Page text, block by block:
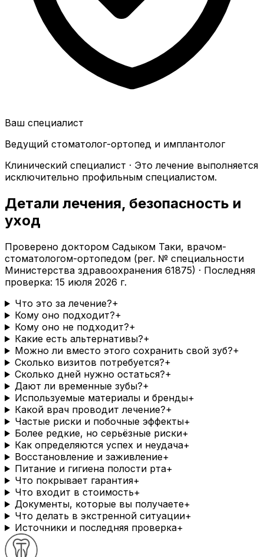
Ваш специалист
Ведущий стоматолог-ортопед и имплантолог
Клинический специалист · Это лечение выполняется
исключительно профильным специалистом.
Детали лечения, безопасность и
уход
Проверено доктором Садыком Таки, врачом-
стоматологом-ортопедом (рег. № специальности
Министерства здравоохранения 61875) · Последняя
проверка: 15 июля 2026 г.
Что это за лечение?+
Кому оно подходит?+
Кому оно не подходит?+
Какие есть альтернативы?+
Можно ли вместо этого сохранить свой зуб?+
Сколько визитов потребуется?+
Сколько дней нужно остаться?+
Дают ли временные зубы?+
Используемые материалы и бренды+
Какой врач проводит лечение?+
Частые риски и побочные эффекты+
Более редкие, но серьёзные риски+
Как определяются успех и неудача+
Восстановление и заживление+
Питание и гигиена полости рта+
Что покрывает гарантия+
Что входит в стоимость+
Документы, которые вы получаете+
Что делать в экстренной ситуации+
Источники и последняя проверка+